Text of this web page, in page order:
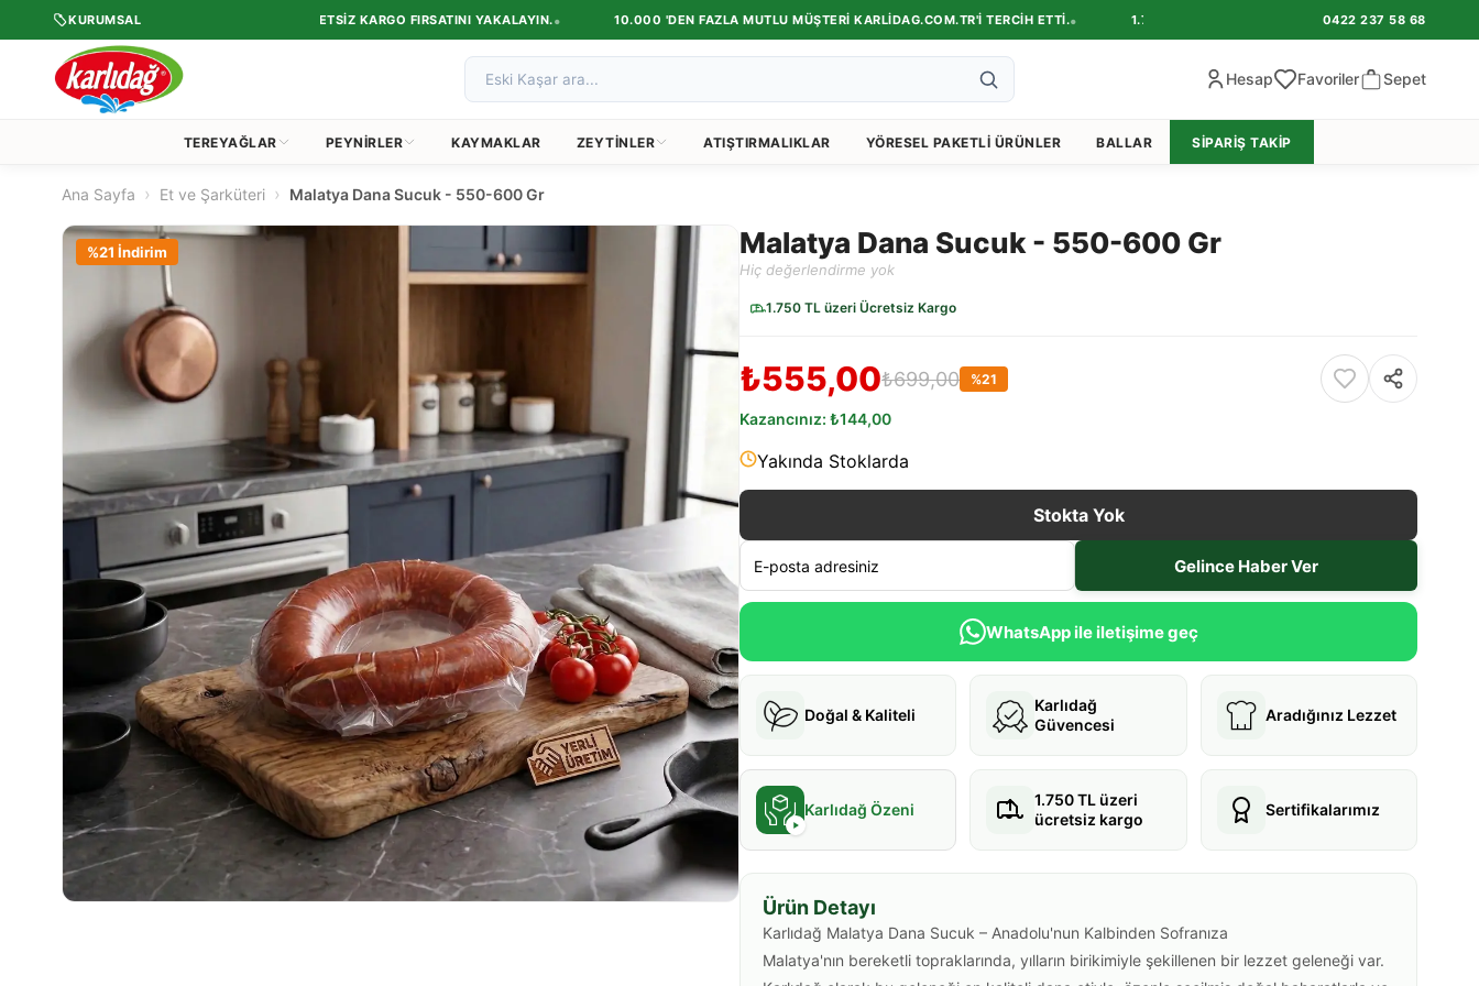
KURUMSAL
ETTI.• 1.750 TL VE ÜZERI ÜCRETSIZ KARGO FIRSATINI YAKALAYIN.• 10.000 'DEN FAZLA MUTLU MÜŞTERI KARLIDAG.COM.TR'I TERCIH ETTI.• 1.750 TL VE ÜZERI ÜCRETSIZ KARGO FIRSATINI
0422 237 58 68
Hesap Favoriler Sepet
TEREYAĞLAR PEYNIRLER KAYMAKLAR ZEYTINLER ATIŞTIRMALIKLAR YÖRESEL PAKETLI ÜRÜNLER BALLAR SIPARIŞ TAKIP
Ana Sayfa › Et ve Şarküteri › Malatya Dana Sucuk - 550-600 Gr
%21 İndirim Malatya Dana Sucuk - 550-600 Gr
Hiç değerlendirme yok
1.750 TL üzeri Ücretsiz Kargo
₺555,00₺699,00 %21
Kazancınız: ₺144,00
Yakında Stoklarda
Stokta Yok
Gelince Haber Ver
WhatsApp ile iletişime geç
Doğal & Kaliteli
Karlıdağ
Güvencesi
Aradığınız Lezzet
Karlıdağ Özeni
1.750 TL üzeri
ücretsiz kargo
Sertifikalarımız
Ürün Detayı
Karlıdağ Malatya Dana Sucuk – Anadolu'nun Kalbinden Sofranıza
Malatya'nın bereketli topraklarında, yılların birikimiyle şekillenen bir lezzet geleneği var.